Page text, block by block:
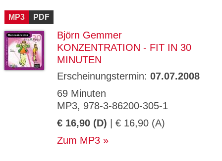
MP3 PDF
Björn Gemmer
KONZENTRATION - FIT IN 30
MINUTEN
Erscheinungstermin: 07.07.2008
69 Minuten
MP3, 978-3-86200-305-1
€ 16,90 (D) | € 16,90 (A)
Zum MP3